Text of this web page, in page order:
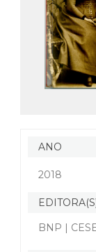
ANO
2018
BNP |